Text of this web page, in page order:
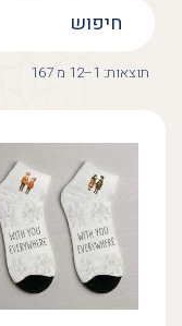
תוצאות: 1–12 מ 167